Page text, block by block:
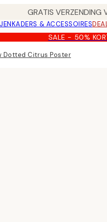
GRATIS
KADERS & ACCESSOIRES
SALE - 50%
Dotted Citrus Poster